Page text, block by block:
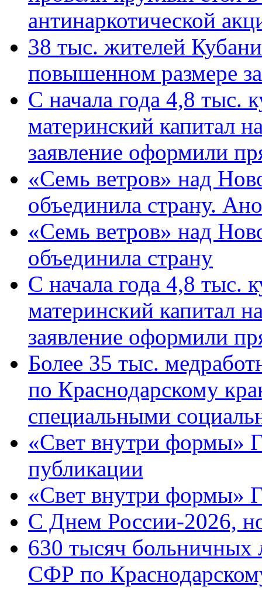
антинаркотической
38 тыс. жителей
повышенном размере
С начала года 4,8 тыс.
материнский капитал
заявление оформили
«Семь ветров» над
объединила страну.
«Семь ветров» над
объединила страну
С начала года 4,8 тыс.
материнский капитал
заявление оформили
Более 35 тыс.
по Краснодарскому
специальными
«Свет внутри формы»
публикации
«Свет внутри формы»
C Днем России-2026,
630 тысяч больничных
СФР по